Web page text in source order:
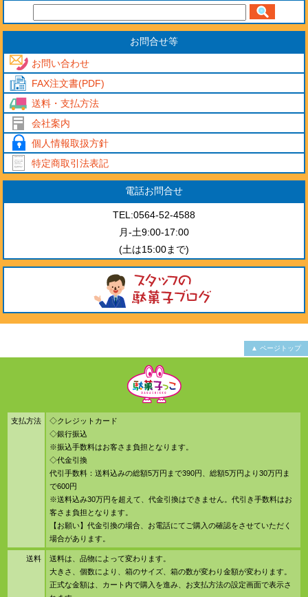
お問合せ等
お問い合わせ
FAX注文書(PDF)
送料・支払方法
会社案内
個人情報取扱方針
特定商取引法表記
電話お問合せ
TEL:0564-52-4588
月-土9:00-17:00
(土は15:00まで)
▲ ページトップ
支払方法
◇クレジットカード
◇銀行振込
※振込手数料はお客さま負担となります。
◇代金引換
代引手数料：送料込みの総額5万円まで390円、総額5万円より30万円ま
で600円
※送料込み30万円を超えて、代金引換はできません。代引き手数料はお
客さま負担となります。
【お願い】代金引換の場合、お電話にてご購入の確認をさせていただく
場合があります。
送料
送料は、品物によって変わります。
大きさ、個数により、箱のサイズ、箱の数が変わり金額が変わります。
正式な金額は、カート内で購入を進み、お支払方法の設定画面で表示さ